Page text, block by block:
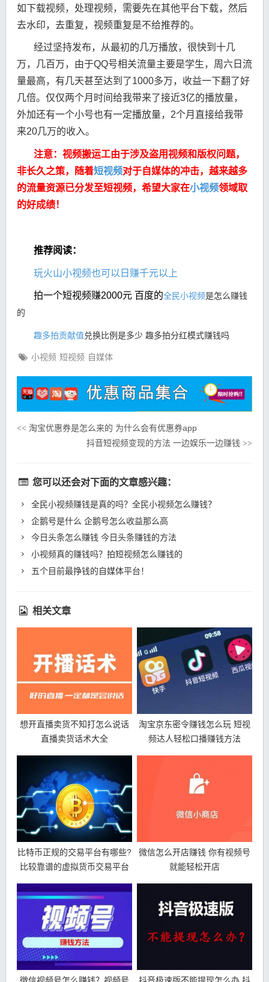
如下载视频，处理视频，需要先在其他平台下载，然后
去水印，去重复，视频重复是不给推荐的。
经过坚持发布，从最初的几万播放，很快到十几
万，几百万，由于QQ号相关流量主要是学生，周六日流
量最高，有几天甚至达到了1000多万，收益一下翻了好
几倍。 仅仅两个月时间给我带来了接近3亿的播放量，
外加还有一个小号也有一定播放量，2个月直接给我带
来20几万的收入。
注意：视频搬运工由于涉及盗用视频和版权问题，
非长久之策，随着短视频对于自媒体的冲击，越来越多
的流量资源已分发至短视频，希望大家在小视频领域取
的好成绩！
推荐阅读：
玩火山小视频也可以日赚千元以上
拍一个短视频赚2000元 百度的全民小视频是怎么赚钱
的
趣多拍贡献值兑换比例是多少 趣多拍分红模式赚钱吗
小视频 短视频 自媒体
<<淘宝优惠券是怎么来的 为什么会有优惠券app
抖音短视频变现的方法 一边娱乐一边赚钱>>
您可以还会对下面的文章感兴趣：
全民小视频赚钱是真的吗？全民小视频怎么赚钱？
企鹅号是什么 企鹅号怎么收益那么高
今日头条怎么赚钱 今日头条赚钱的方法
小视频真的赚钱吗？拍短视频怎么赚钱的
五个目前最挣钱的自媒体平台！
相关文章
想开直播卖货不知打怎么说话
直播卖货话术大全
淘宝京东密令赚钱怎么玩 短视
频达人轻松口播赚钱方法
比特币正规的交易平台有哪些?
比较靠谱的虚拟货币交易平台
微信怎么开店赚钱 你有视频号
就能轻松开店